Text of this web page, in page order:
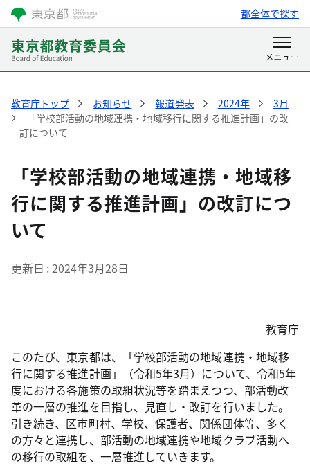
都全体で探す
教育庁トップ お知らせ 報道発表 2024年
3月
「学校部活動の地域連携・地域移行に関する推進計画」の改
訂について
「学校部活動の地域連携・地域移
行に関する推進計画」の改訂につ
いて
更新日 2024年3月28日
教育庁
このたび、東京都は、「学校部活動の地域連携・地域移
行に関する推進計画」（令和5年3月）について、令和5年
度における各施策の取組状況等を踏まえつつ、部活動改
革の一層の推進を目指し、見直し・改訂を行いました。
引き続き、区市町村、学校、保護者、関係団体等、多く
の方々と連携し、部活動の地域連携や地域クラブ活動へ
の移行の取組を、一層推進していきます。